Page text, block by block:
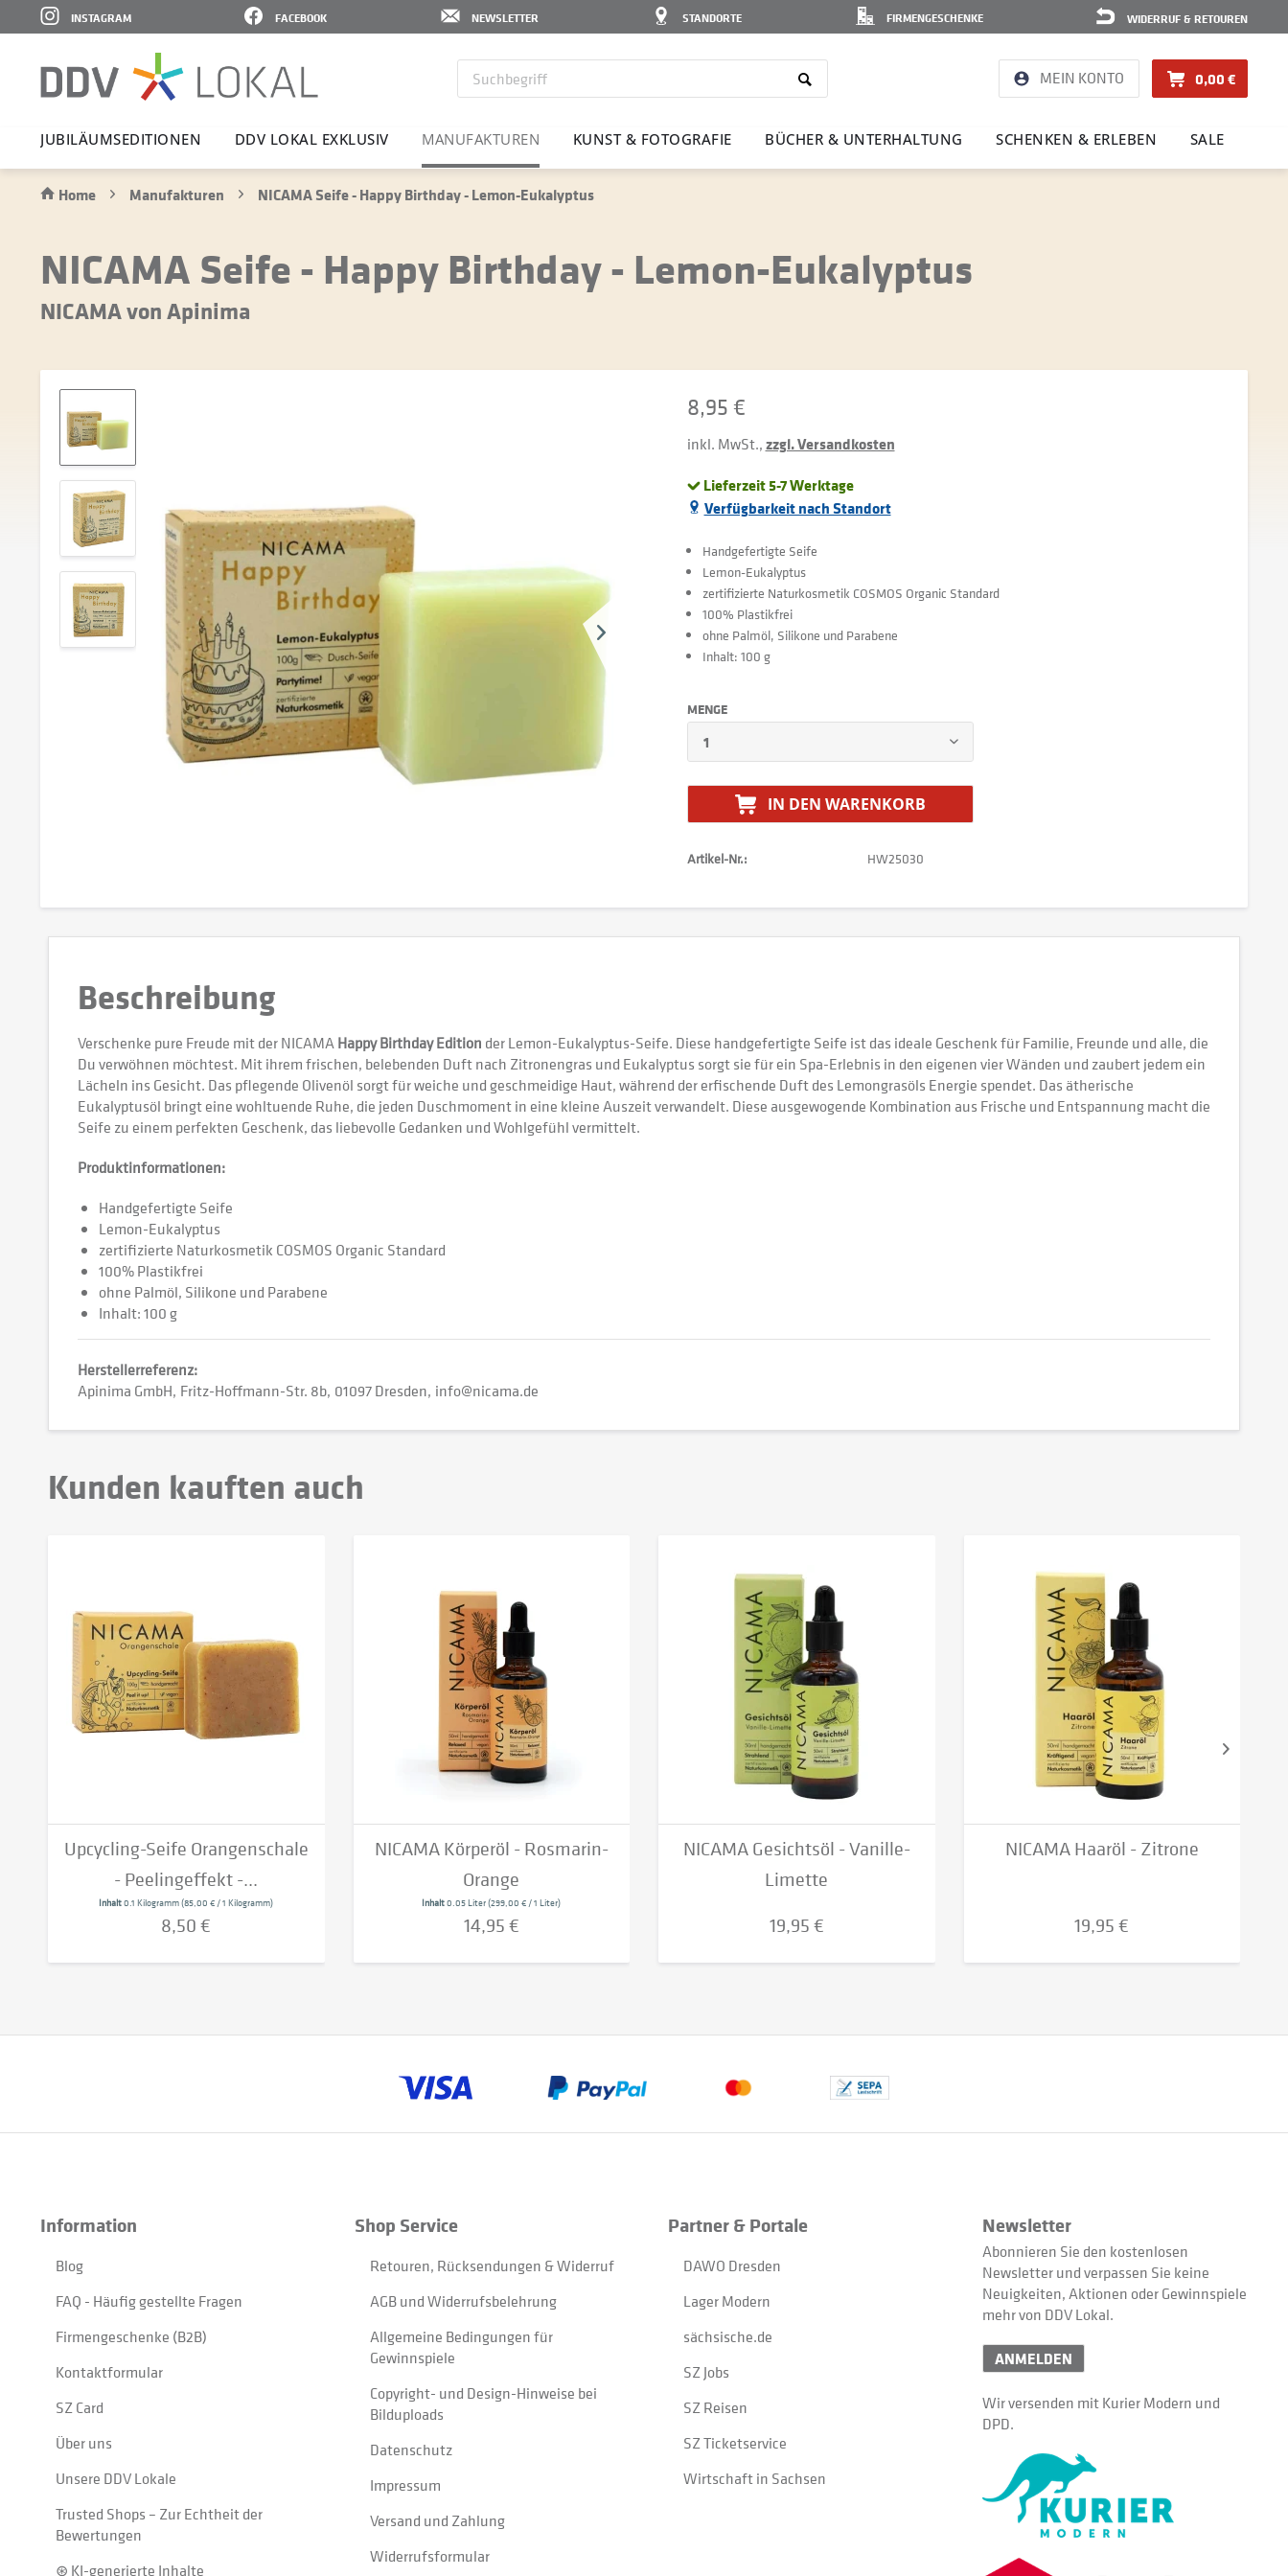
WIDERRUF & RETOUREN
FIRMENGESCHENKE
STANDORTE
NEWSLETTER
FACEBOOK
INSTAGRAM
MEIN KONTO 0,00 €
JUBI­LÄ­UMS­E­DI­TIONEN DDV LOKAL EXKLUSIV MANU­FAK­TUREN KUNST & FOTO­GRAFIE BÜCHER & UNTER­HAL­TUNG SCHENKEN & ERLEBEN SALE
Home Manufakturen NICAMA Seife - Happy Birthday - Lemon-Eukalyptus
NICAMA Seife - Happy Birthday - Lemon-Eukalyptus
NICAMA von Apinima
8,95 €
inkl. MwSt.,zzgl. Versandkosten
Lieferzeit 5-7 Werktage
Verfügbarkeit nach Standort
Handgefertigte Seife
Lemon-Eukalyptus
zertifizierte Naturkosmetik COSMOS Organic Standard
100% Plastikfrei
ohne Palmöl, Silikone und Parabene
Inhalt: 100 g
MENGE
IN DEN WARENKORB
Artikel-Nr.: HW25030
Beschreibung
Verschenke pure Freude mit der NICAMAHappy Birthday Edition der Lemon-Eukalyptus-Seife. Diese handgefertigte Seife ist das ideale Geschenk für Familie, Freunde und alle, die
Du verwöhnen möchtest. Mit ihrem frischen, belebenden Duft nach Zitronengras und Eukalyptus sorgt sie für ein Spa-Erlebnis in den eigenen vier Wänden und zaubert jedem ein
Lächeln ins Gesicht. Das pflegende Olivenöl sorgt für weiche und geschmeidige Haut, während der erfischende Duft des Lemongrasöls Energie spendet. Das ätherische
Eukalyptusöl bringt eine wohltuende Ruhe, die jeden Duschmoment in eine kleine Auszeit verwandelt. Diese ausgewogende Kombination aus Frische und Entspannung macht die
Seife zu einem perfekten Geschenk, das liebevolle Gedanken und Wohlgefühl vermittelt.
Produktinformationen:
Handgefertigte Seife
Lemon-Eukalyptus
zertifizierte Naturkosmetik COSMOS Organic Standard
100% Plastikfrei
ohne Palmöl, Silikone und Parabene
Inhalt: 100 g
Herstellerreferenz:
Apinima GmbH Fritz-Hoffmann-Str. 8b 01097 Dresden info@nicama.de
Kunden kauften auch
Upcycling-Seife Orangenschale
- Peelingeffekt -...
Inhalt0.1 Kilogramm(85,00 € / 1 Kilogramm)
8,50 €
NICAMA Körperöl - Rosmarin-
Orange
Inhalt0.05 Liter(299,00 € / 1 Liter)
14,95 €
NICAMA Gesichtsöl - Vanille-
Limette
19,95 €
NICAMA Haaröl - Zitrone
19,95 €
Information
Blog
FAQ - Häufig gestellte Fragen
Firmengeschenke (B2B)
Kontaktformular
SZ Card
Über uns
Unsere DDV Lokale
Trusted Shops – Zur Echtheit der
Bewertungen
⊛ KI-generierte Inhalte
Shop Service
Retouren, Rücksendungen & Widerruf
AGB und Widerrufsbelehrung
Allgemeine Bedingungen für
Gewinnspiele
Copyright- und Design-Hinweise bei
Bilduploads
Datenschutz
Impressum
Versand und Zahlung
Widerrufsformular
Partner & Portale
DAWO Dresden
Lager Modern
sächsische.de
SZ Jobs
SZ Reisen
SZ Ticketservice
Wirtschaft in Sachsen
Newsletter
Abonnieren Sie den kostenlosen
Newsletter und verpassen Sie keine
Neuigkeiten, Aktionen oder Gewinnspiele
mehr von DDV Lokal.
ANMELDEN
Wir versenden mit Kurier Modern und
DPD.